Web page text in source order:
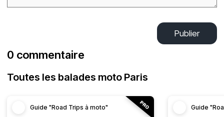
Publier
0 commentaire
Toutes les balades moto Paris
Guide "Road Trips à moto" Guide